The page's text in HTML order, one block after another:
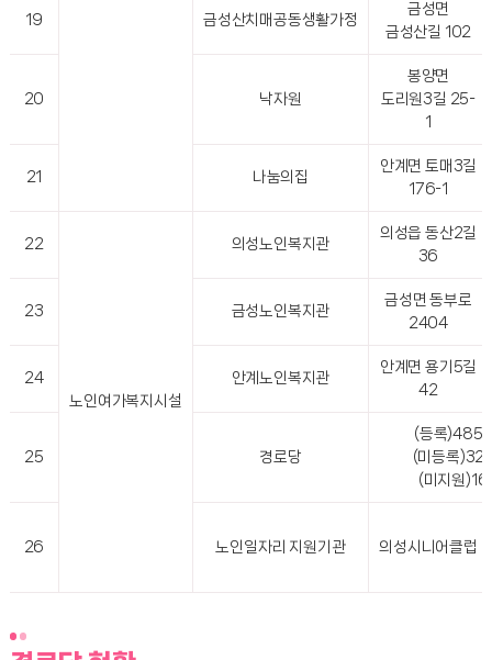
19 금성산치매공동생활가정
금성면
금성산길 102
20 낙자원
봉양면
도리원3길 25-
1
21 나눔의집
안계면 토매3길
176-1
22
노인여가복지시설
의성노인복지관
의성읍 동산2길
36
23 금성노인복지관
금성면 동부로
2404
24 안계노인복지관
안계면 용기5길
42
25 경로당
(등록)485
(미등록)32
(미지원)16
26 노인일자리 지원기관 의성시니어클럽